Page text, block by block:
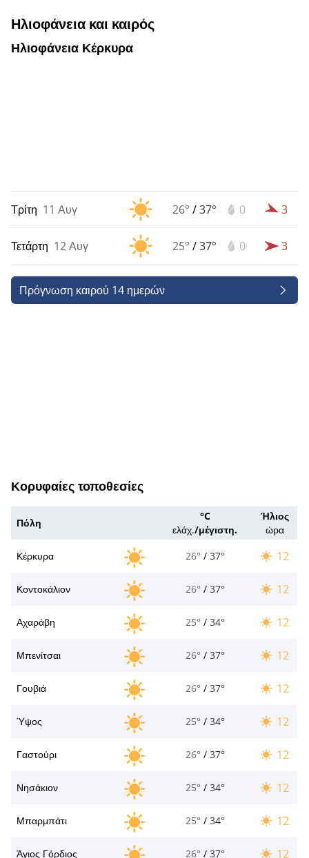
Ηλιοφάνεια και καιρός
Ηλιοφάνεια Κέρκυρα
Τρίτη 11 Αυγ 26° /37° 0 3
Τετάρτη 12 Αυγ 25° /37° 0 3
Πρόγνωση καιρού 14 ημερών
Κορυφαίες τοποθεσίες
Πόλη
°C
ελάχ./μέγιστη.
Ήλιος
ώρα
Κέρκυρα
26° / 37° 12
Κοντοκάλιον 26° / 37° 12
Αχαράβη 25° / 34° 12
Μπενίτσαι 26° / 37° 12
Γουβιά 26° / 37° 12
Ύψος 25° / 34° 12
Γαστούρι 26° / 37° 12
Νησάκιον 25° / 34° 12
Μπαρμπάτι 25° / 34° 12
Άγιος Γόρδιος 26° / 37° 12